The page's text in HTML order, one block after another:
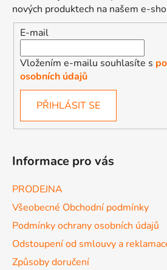
nových produktech na našem e-
E-mail
Vložením e-mailu souhlasíte s
osobních údajů
PŘIHLÁSIT SE
Informace pro vás
PRODEJNA
Všeobecné Obchodní podmínky
Podmínky ochrany osobních údajů
Odstoupení od smlouvy a
Způsoby doručení